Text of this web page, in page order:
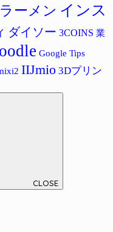
ラーメン インス
ダイソー 3COINS 業
Google Tips
IIJmio 3Dプリン
CLOSE